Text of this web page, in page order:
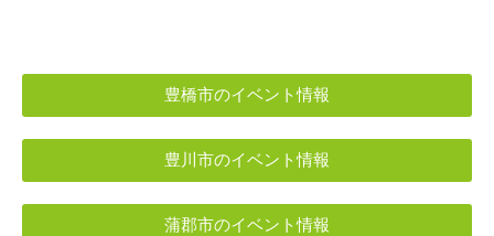
豊橋市のイベント情報
豊川市のイベント情報
蒲郡市のイベント情報